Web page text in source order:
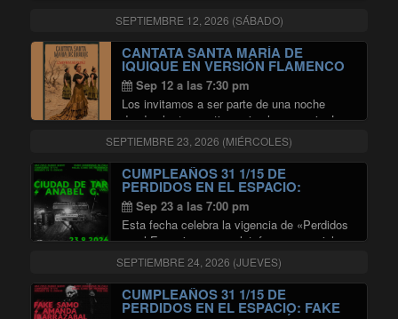
Julio Hernaiz para cuerdas y voces,
presentan: TANGOS, BOLEROS Y VALSES
INOLVIDABLES en Sala Master.
Información del Evento: Fecha: Sábado …
Continuar leyendo "ORQUESTA POPULAR EN
SEPTIEMBRE 12, 2026 (SÁBADO)
CANTATA SANTA MARÍA DE
IQUIQUE EN VERSIÓN FLAMENCO
EN SALA MASTER
Sep 12 a las 7:30 pm
Los invitamos a ser parte de una noche
donde el arte mantiene viva la memoria. La
Cantata Santa María de Iquique en versión
flamenco, creada y dirigida por Carmen
Álvarez, es una propuesta artística única …
Continuar leyendo"CANTATA SANTA MARÍA DE
SEPTIEMBRE 23, 2026 (MIÉRCOLES)
CUMPLEAÑOS 31 1/15 DE
PERDIDOS EN EL ESPACIO:
CIUDAD DE TAR + ANABEL G EN
SALA MASTER
Sep 23 a las 7:00 pm
Esta fecha celebra la vigencia de «Perdidos
en el Espacio» como plataforma esencial
para la difusión de nuevos lenguajes
musicales en Chile. El concierto propone un
encuentro transandino donde la propuesta de
indie rock de …Continuar leyendo"CUMPLEAÑOS
SEPTIEMBRE 24, 2026 (JUEVES)
CUMPLEAÑOS 31 1/15 DE
PERDIDOS EN EL ESPACIO: FAKE